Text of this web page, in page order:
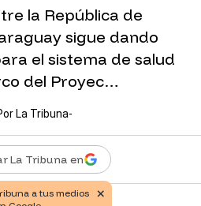
la República de
sigue dando
el sistema de salud
del Proyec…
La Tribuna-
La Tribuna en